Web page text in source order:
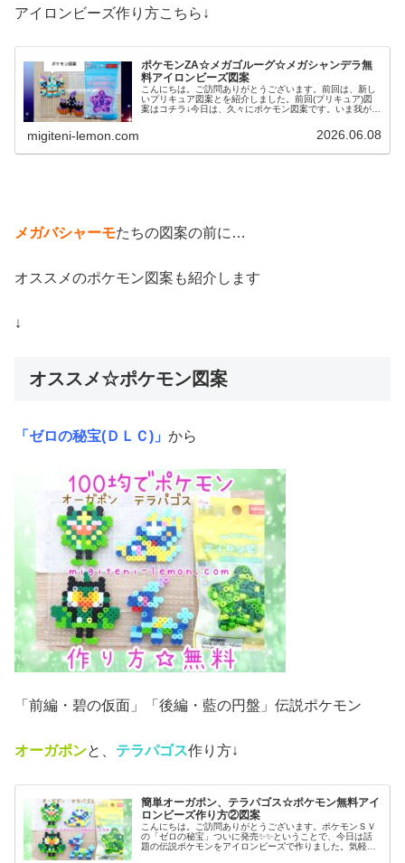
アイロンビーズ作り方こちら↓
ポケモンZA☆メガゴルーグ☆メガシャンデラ無
料アイロンビーズ図案
こんにちは。ご訪問ありがとうございます。前回は、新し
いプリキュア図案とを紹介しました。前回(プリキュア)図
案はコチラ↓今日は、久々にポケモン図案です。いま我が家
migiteni-lemon.com 2026.06.08
メガバシャーモたちの図案の前に…
オススメのポケモン図案も紹介します
↓
オススメ☆ポケモン図案
「ゼロの秘宝(ＤＬＣ)」 から
「前編・碧の仮面」「後編・藍の円盤」伝説ポケモン
オーガポンと、 テラパゴス作り方↓
簡単オーガポン、テラパゴス☆ポケモン無料アイ
ロンビーズ作り方②図案
こんにちは。ご訪問ありがとうございます。ポケモンＳＶ
の「ゼロの秘宝」ついに発売✨✨ということで、今日は話
題の伝説ポケモンをアイロンビーズで作りました。気軽に